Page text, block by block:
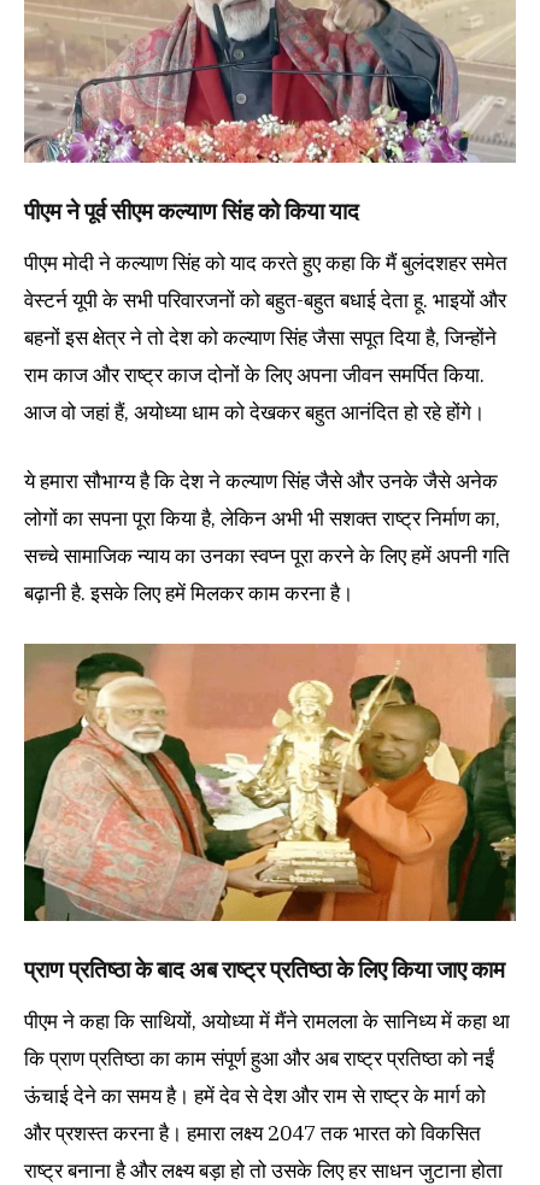
पीएम ने पूर्व सीएम कल्याण सिंह को किया याद
पीएम मोदी ने कल्याण सिंह को याद करते हुए कहा कि मैं बुलंदशहर समेत
वेस्टर्न यूपी के सभी परिवारजनों को बहुत-बहुत बधाई देता हू. भाइयों और
बहनों इस क्षेत्र ने तो देश को कल्याण सिंह जैसा सपूत दिया है, जिन्होंने
राम काज और राष्ट्र काज दोनों के लिए अपना जीवन समर्पित किया.
आज वो जहां हैं, अयोध्या धाम को देखकर बहुत आनंदित हो रहे होंगे।
ये हमारा सौभाग्य है कि देश ने कल्याण सिंह जैसे और उनके जैसे अनेक
लोगों का सपना पूरा किया है, लेकिन अभी भी सशक्त राष्ट्र निर्माण का,
सच्चे सामाजिक न्याय का उनका स्वप्न पूरा करने के लिए हमें अपनी गति
बढ़ानी है. इसके लिए हमें मिलकर काम करना है।
प्राण प्रतिष्ठा के बाद अब राष्ट्र प्रतिष्ठा के लिए किया जाए काम
पीएम ने कहा कि साथियों, अयोध्या में मैंने रामलला के सानिध्य में कहा था
कि प्राण प्रतिष्ठा का काम संपूर्ण हुआ और अब राष्ट्र प्रतिष्ठा को नईं
ऊंचाई देने का समय है। हमें देव से देश और राम से राष्ट्र के मार्ग को
और प्रशस्त करना है। हमारा लक्ष्य 2047 तक भारत को विकसित
राष्ट्र बनाना है और लक्ष्य बड़ा हो तो उसके लिए हर साधन जुटाना होता